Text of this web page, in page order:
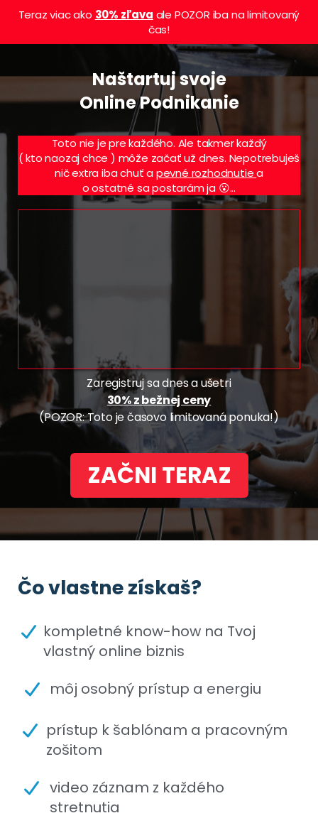
Teraz viac ako 30% zľava ale POZOR iba na limitovaný
čas!
Naštartuj svoje
Online Podnikanie
Toto nie je pre každého. Ale takmer každý
( kto naozaj chce ) môže začať už dnes. Nepotrebuješ
nič extra iba chuť a pevné rozhodnutiea
o ostatné sa postarám ja 😮...
Zaregistruj sa dnes a ušetri
30% z bežnej ceny
(POZOR: Toto je časovo limitovaná ponuka!)
ZAČNI TERAZ
Čo vlastne získaš?
kompletné know-how na Tvoj
vlastný online biznis
môj osobný prístup a energiu
prístup k šablónam a pracovným
zošitom
video záznam z každého
stretnutia